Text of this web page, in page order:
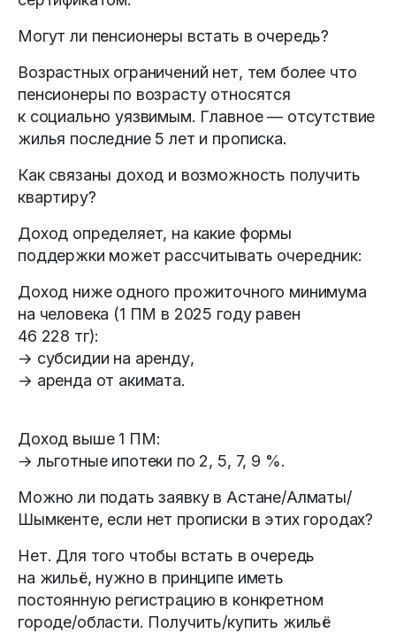
Могут ли пенсионеры встать в очередь?
Возрастных ограничений нет, тем более что
пенсионеры по возрасту относятся
к социально уязвимым. Главное — отсутствие
жилья последние 5 лет и прописка.
Как связаны доход и возможность получить
квартиру?
Доход определяет, на какие формы
поддержки может рассчитывать очередник:
Доход ниже одного прожиточного минимума
на человека (1 ПМ в 2025 году равен
46 228 тг):
→ субсидии на аренду,
→ аренда от акимата.
Доход выше 1 ПМ:
→ льготные ипотеки по 2, 5, 7, 9 %.
Можно ли подать заявку в Астане/Алматы/
Шымкенте, если нет прописки в этих городах?
Нет. Для того чтобы встать в очередь
на жильё, нужно в принципе иметь
постоянную регистрацию в конкретном
городе/области. Получить/купить жильё